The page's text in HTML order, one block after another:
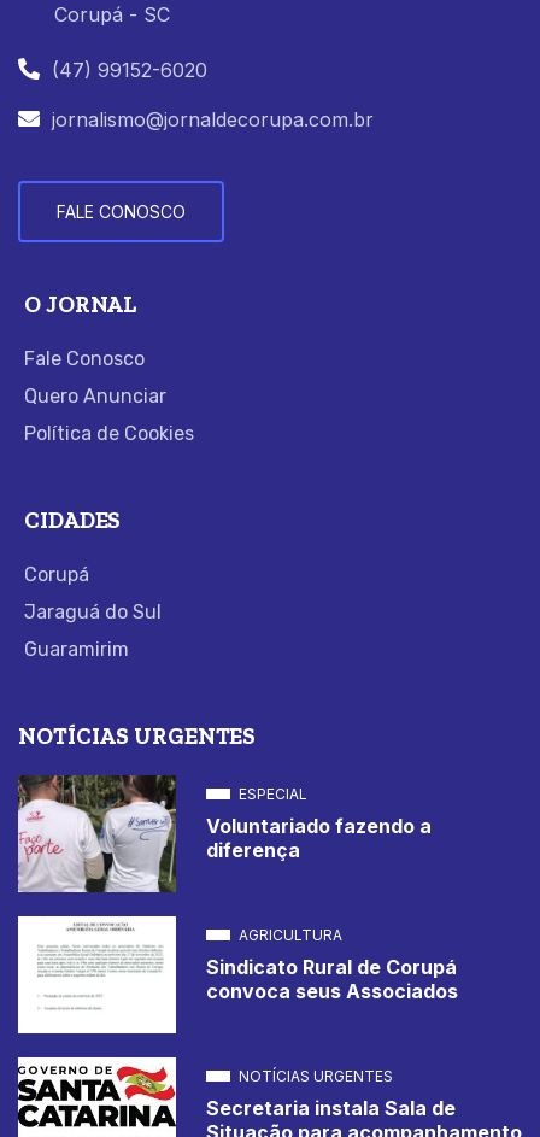
Corupá - SC
(47) 99152-6020
jornalismo@jornaldecorupa.com.br
FALE CONOSCO
O JORNAL
Fale Conosco
Quero Anunciar
Política de Cookies
CIDADES
Corupá
Jaraguá do Sul
Guaramirim
NOTÍCIAS URGENTES
ESPECIAL
Voluntariado fazendo a
diferença
AGRICULTURA
Sindicato Rural de Corupá
convoca seus Associados
NOTÍCIAS URGENTES
Secretaria instala Sala de
Situação para acompanhamento